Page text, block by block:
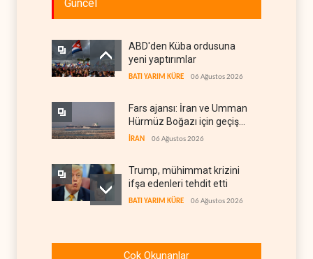
Güncel
ABD'den Küba ordusuna
yeni yaptırımlar
BATI YARIM KÜRE 06 Ağustos 2026
Fars ajansı: İran ve Umman
Hürmüz Boğazı için geçiş
koridorlarında anlaştı
İRAN 06 Ağustos 2026
Trump, mühimmat krizini
ifşa edenleri tehdit etti
BATI YARIM KÜRE 06 Ağustos 2026
Şeria'da işgalci
Çok Okunanlar